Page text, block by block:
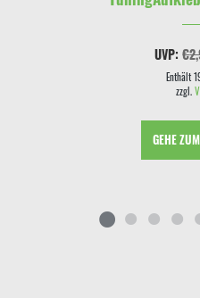
UVP: €
Enthält
zzgl.
GEHE